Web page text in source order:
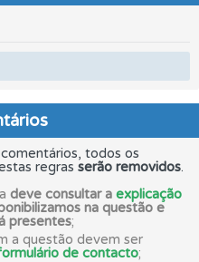
todos os
regras serão removidos.
deve consultar a explicação
na questão e
presentes;
a questão devem ser
de contacto;